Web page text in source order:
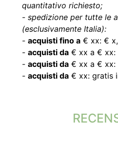
quantitativo richiesto;
- spedizione per tutte le
(esclusivamente Italia):
- acquisti fino a € xx: €
- acquisti da € xx a €
- acquisti da € xx a € xx:
- acquisti da € xx: gratis